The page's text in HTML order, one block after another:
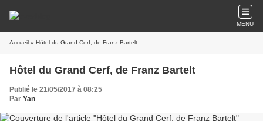
MENU
Accueil » Hôtel du Grand Cerf, de Franz Bartelt
Hôtel du Grand Cerf, de Franz Bartelt
Publié le 21/05/2017 à 08:25
Par Yan